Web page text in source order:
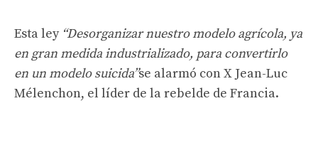
Esta ley “Desorganizar nuestro modelo agrícola, ya
en gran medida industrializado, para convertirlo
en un modelo suicida”se alarmó con X Jean-Luc
Mélenchon, el líder de la rebelde de Francia.